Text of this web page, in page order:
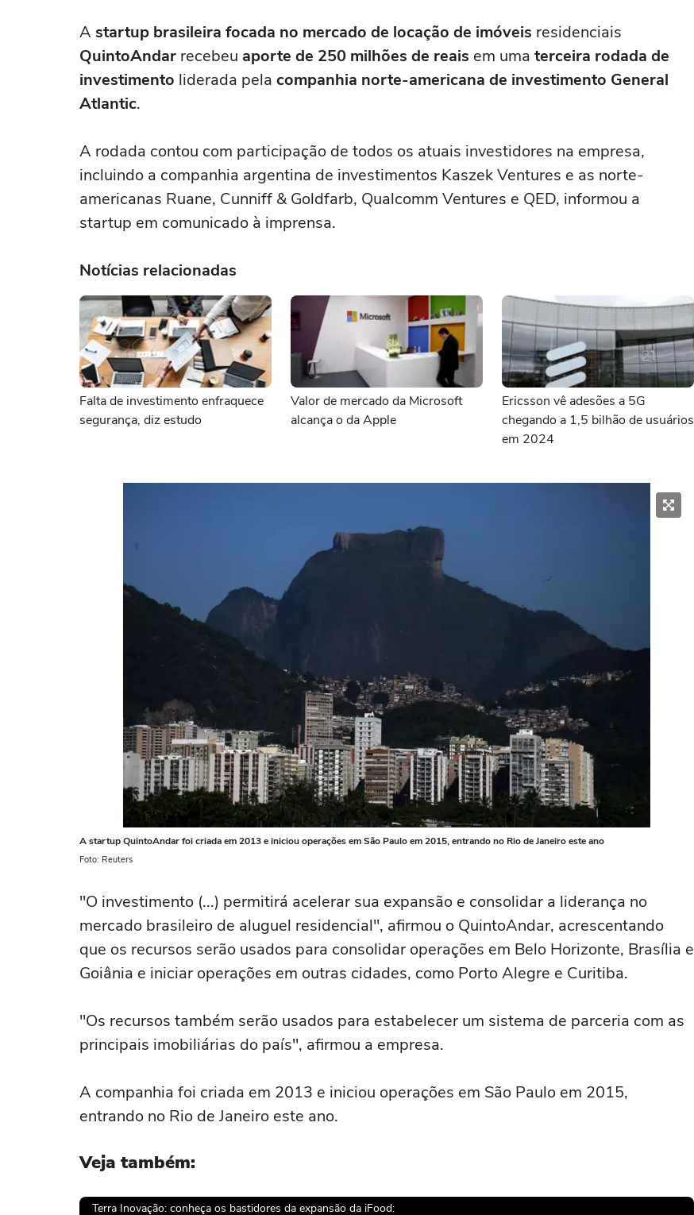
A startup brasileira focada no mercado de locação de imóveis residenciais
QuintoAndar recebeu aporte de 250 milhões de reais em uma terceira rodada de
investimento liderada pela companhia norte-americana de investimento General
Atlantic.
A rodada contou com participação de todos os atuais investidores na empresa,
incluindo a companhia argentina de investimentos Kaszek Ventures e as norte-
americanas Ruane, Cunniff & Goldfarb, Qualcomm Ventures e QED, informou a
startup em comunicado à imprensa.
Notícias relacionadas
Falta de investimento enfraquece
segurança, diz estudo
Valor de mercado da Microsoft
alcança o da Apple
Ericsson vê adesões a 5G
chegando a 1,5 bilhão de usuários
em 2024
A startup QuintoAndar foi criada em 2013 e iniciou operações em São Paulo em 2015, entrando no Rio de Janeiro este ano
Foto: Reuters
"O investimento (...) permitirá acelerar sua expansão e consolidar a liderança no
mercado brasileiro de aluguel residencial", afirmou o QuintoAndar, acrescentando
que os recursos serão usados para consolidar operações em Belo Horizonte, Brasília e
Goiânia e iniciar operações em outras cidades, como Porto Alegre e Curitiba.
"Os recursos também serão usados para estabelecer um sistema de parceria com as
principais imobiliárias do país", afirmou a empresa.
A companhia foi criada em 2013 e iniciou operações em São Paulo em 2015,
entrando no Rio de Janeiro este ano.
Veja também:
Terra Inovação: conheça os bastidores da expansão da iFood: